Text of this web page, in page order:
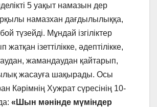
5 уақыт намазын дер
намазхан дағдылылыққа,
бой түзейді. Мұндай ізгіліктер
ізеттілікке, әдептілікке,
жамандаудан қайтарып,
жасауға шақырады. Осы
Кәрімнің Хужрат сүресінің 10-
«Шын мәнінде мүміндер